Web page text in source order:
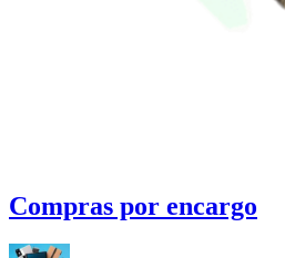
Compras por encargo